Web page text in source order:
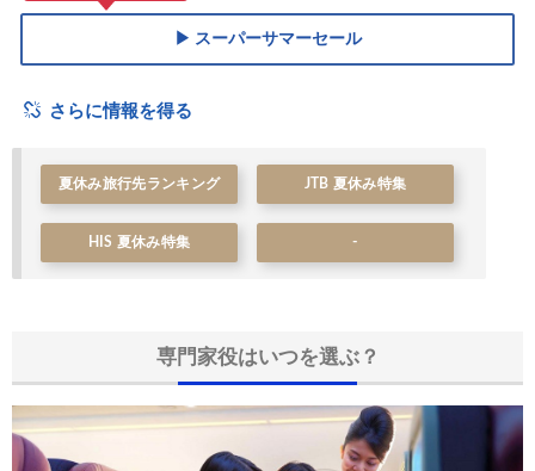
▶ スーパーサマーセール
さらに情報を得る
夏休み旅行先ランキング JTB 夏休み特集
HIS 夏休み特集 -
専門家役はいつを選ぶ？